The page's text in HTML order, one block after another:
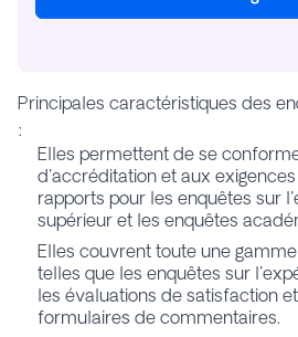
Principales caractéristiques des
:
Elles permettent de se
d'accréditation et aux
rapports pour les enquêtes sur
supérieur et les enquêtes
Elles couvrent toute une
telles que les enquêtes sur
les évaluations de satisfaction
formulaires de commentaires.